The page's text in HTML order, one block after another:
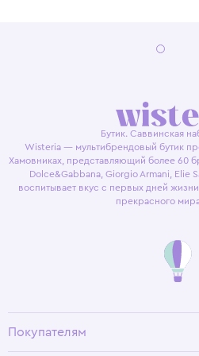
Бутик. Саввинская
Wisteria — мультибрендовый бутик
Хамовниках, представляющий более 60
Dolce&Gabbana, Giorgio Armani, Elie
воспитывает вкус с первых дней
прекрасного
Покупателям